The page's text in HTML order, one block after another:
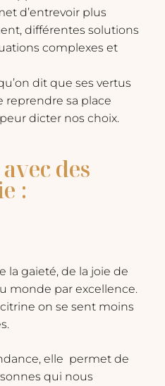
d’entrevoir plus
différentes solutions
complexes et
dit que ses vertus
sa place
dicter nos choix.
des
:
la gaieté, de la joie de
monde par excellence.
on se sent moins
elle permet de
qui nous